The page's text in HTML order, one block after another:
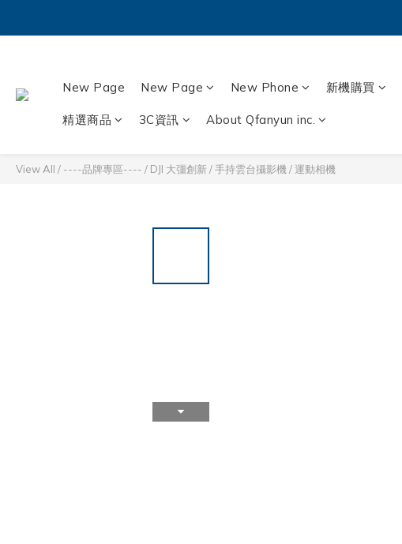
New Page New Page New Phone 新機購買
精選商品 3C資訊 About Qfanyun inc.
View All / ----品牌專區---- / DJI 大彊創新 /手持雲台攝影機 / 運動相機